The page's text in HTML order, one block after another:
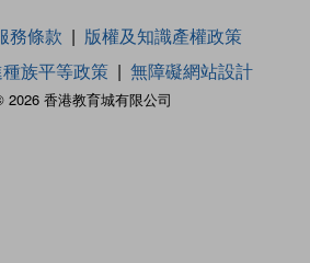
2026 香港教育城有限公司
務條款
版權及知識產權政策
族平等政策 無障礙網站設計